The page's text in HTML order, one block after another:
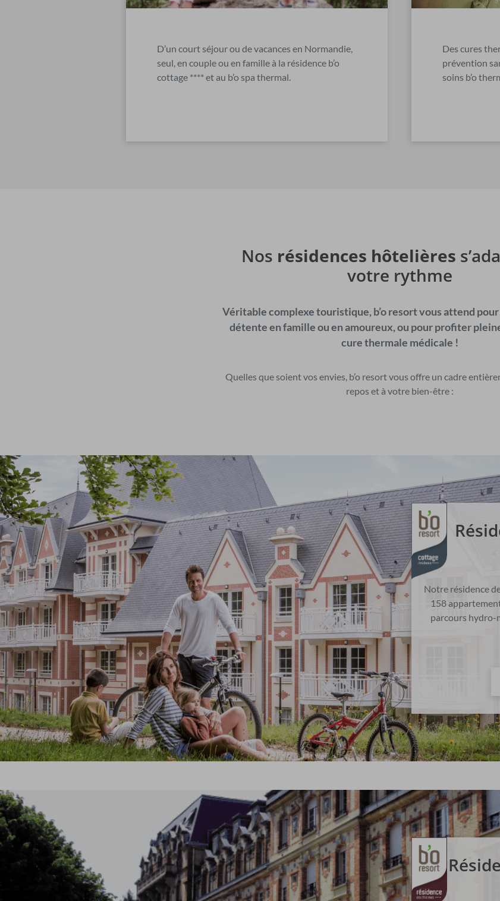
D’un court séjour ou de vacances en Normandie,
seul, en couple ou en famille à la résidence b’o
cottage **** et au b’o spa thermal.
Des cures
prévention
soins b’o
Nos résidences hôtelières
votre rythme
Véritable complexe touristique, b’o resort vous attend pour
détente en famille ou en amoureux, ou pour profiter
cure thermale médicale !
Quelles que soient vos envies, b’o resort vous offre un cadre
repos et à votre bien-être :
Notre résidence
158
parcours hydro-